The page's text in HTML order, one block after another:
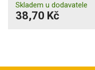
Skladem u dodavatele
38,70 Kč